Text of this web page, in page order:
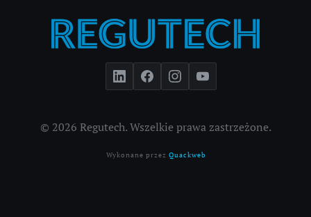
© 2026 Regutech. Wszelkie prawa zastrzeżone.
Wykonane przez Quackweb